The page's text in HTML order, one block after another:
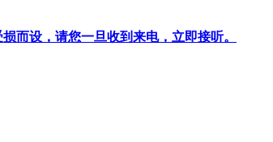
而设，请您一旦收到来电，立即接听。